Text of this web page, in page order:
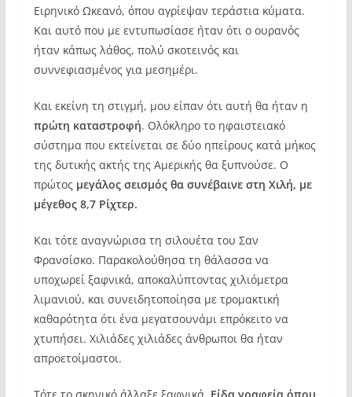
Ειρηνικό Ωκεανό, όπου αγρίεψαν τεράστια κύματα.
Και αυτό που με εντυπωσίασε ήταν ότι ο ουρανός
ήταν κάπως λάθος, πολύ σκοτεινός και
συννεφιασμένος για μεσημέρι.
Και εκείνη τη στιγμή, μου είπαν ότι αυτή θα ήταν η
πρώτη καταστροφή. Ολόκληρο το ηφαιστειακό
σύστημα που εκτείνεται σε δύο ηπείρους κατά μήκος
της δυτικής ακτής της Αμερικής θα ξυπνούσε. Ο
πρώτος μεγάλος σεισμός θα συνέβαινε στη Χιλή, με
μέγεθος 8,7 Ρίχτερ.
Και τότε αναγνώρισα τη σιλουέτα του Σαν
Φρανσίσκο. Παρακολούθησα τη θάλασσα να
υποχωρεί ξαφνικά, αποκαλύπτοντας χιλιόμετρα
λιμανιού, και συνειδητοποίησα με τρομακτική
καθαρότητα ότι ένα μεγατσουνάμι επρόκειτο να
χτυπήσει. Χιλιάδες χιλιάδες άνθρωποι θα ήταν
απροετοίμαστοι.